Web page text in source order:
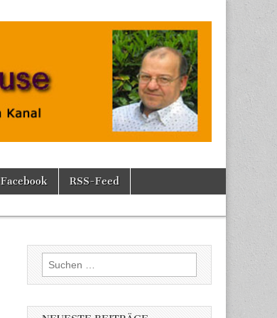
Facebook RSS-Feed
Suchen
nach: